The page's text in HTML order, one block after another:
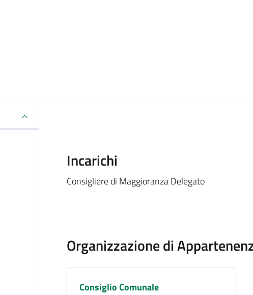
Incarichi
Consigliere di Maggioranza Delegato
Organizzazione di
Consiglio Comunale